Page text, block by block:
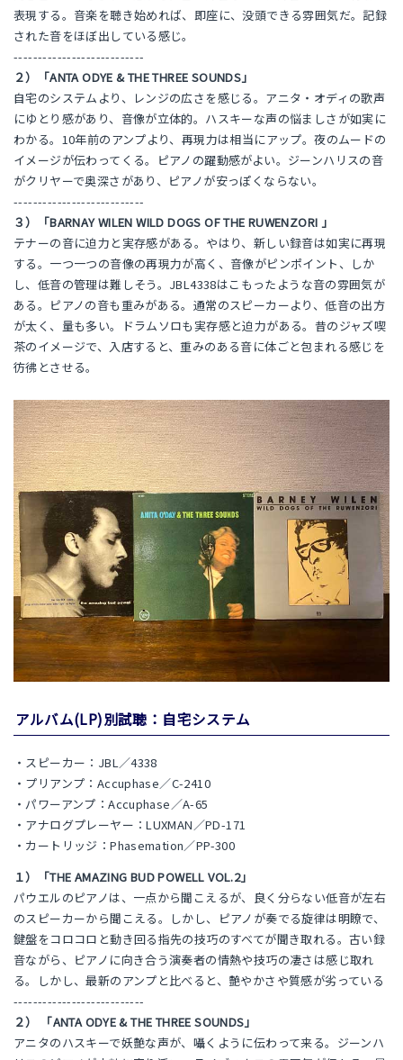
表現する。音楽を聴き始めれば、即座に、没頭できる雰囲気だ。記録
された音をほぼ出している感じ。
---------------------------
２）「ANTA ODYE & THE THREE SOUNDS」
自宅のシステムより、レンジの広さを感じる。アニタ・オディの歌声
にゆとり感があり、音像が立体的。ハスキーな声の悩ましさが如実に
わかる。10年前のアンプより、再現力は相当にアップ。夜のムードの
イメージが伝わってくる。ピアノの躍動感がよい。ジーンハリスの音
がクリヤーで奥深さがあり、ピアノが安っぽくならない。
---------------------------
３）「BARNAY WILEN WILD DOGS OF THE RUWENZORI 」
テナーの音に迫力と実存感がある。やはり、新しい録音は如実に再現
する。一つ一つの音像の再現力が高く、音像がピンポイント、しか
し、低音の管理は難しそう。JBL4338はこもったような音の雰囲気が
ある。ピアノの音も重みがある。通常のスピーカーより、低音の出方
が太く、量も多い。ドラムソロも実存感と迫力がある。昔のジャズ喫
茶のイメージで、入店すると、重みのある音に体ごと包まれる感じを
彷彿とさせる。
アルバム(LP)別試聴：自宅システム
・スピーカー：JBL／4338
・プリアンプ：Accuphase／C-2410
・パワーアンプ：Accuphase／A-65
・アナログプレーヤー：LUXMAN／PD-171
・カートリッジ：Phasemation／PP-300
１）「THE AMAZING BUD POWELL VOL.2」
パウエルのピアノは、一点から聞こえるが、良く分らない低音が左右
のスピーカーから聞こえる。しかし、ピアノが奏でる旋律は明瞭で、
鍵盤をコロコロと動き回る指先の技巧のすべてが聞き取れる。古い録
音ながら、ピアノに向き合う演奏者の情熱や技巧の凄さは感じ取れ
る。しかし、最新のアンプと比べると、艶やかさや質感が劣っている
---------------------------
２） 「ANTA ODYE & THE THREE SOUNDS」
アニタのハスキーで妖艶な声が、囁くように伝わって来る。ジーンハ